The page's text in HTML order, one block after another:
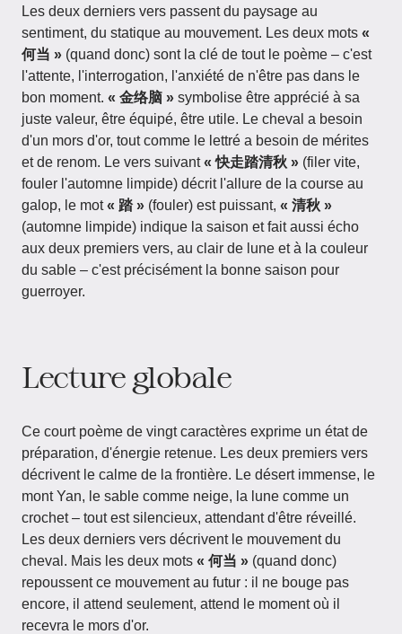
Les deux derniers vers passent du paysage au
sentiment, du statique au mouvement. Les deux mots «
何当 » (quand donc) sont la clé de tout le poème – c'est
l'attente, l'interrogation, l'anxiété de n'être pas dans le
bon moment. « 金络脑 » symbolise être apprécié à sa
juste valeur, être équipé, être utile. Le cheval a besoin
d'un mors d'or, tout comme le lettré a besoin de mérites
et de renom. Le vers suivant« 快走踏清秋 » (filer vite,
fouler l'automne limpide) décrit l'allure de la course au
galop, le mot« 踏 » (fouler) est puissant, « 清秋 »
(automne limpide) indique la saison et fait aussi écho
aux deux premiers vers, au clair de lune et à la couleur
du sable – c'est précisément la bonne saison pour
guerroyer.
Lecture globale
Ce court poème de vingt caractères exprime un état de
préparation, d'énergie retenue. Les deux premiers vers
décrivent le calme de la frontière. Le désert immense, le
mont Yan, le sable comme neige, la lune comme un
crochet – tout est silencieux, attendant d'être réveillé.
Les deux derniers vers décrivent le mouvement du
cheval. Mais les deux mots « 何当 » (quand donc)
repoussent ce mouvement au futur : il ne bouge pas
encore, il attend seulement, attend le moment où il
recevra le mors d'or.